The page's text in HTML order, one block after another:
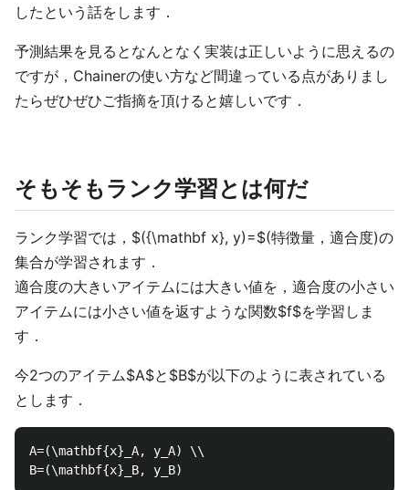
したという話をします．
予測結果を見るとなんとなく実装は正しいように思えるの
ですが，Chainerの使い方など間違っている点がありまし
たらぜひぜひご指摘を頂けると嬉しいです．
そもそもランク学習とは何だ
ランク学習では，$({\mathbf x}, y)=$(特徴量，適合度)の
集合が学習されます．
適合度の大きいアイテムには大きい値を，適合度の小さい
アイテムには小さい値を返すような関数$f$を学習しま
す．
今2つのアイテム$A$と$B$が以下のように表されている
とします．
A=(\mathbf{x}_A, y_A) \\